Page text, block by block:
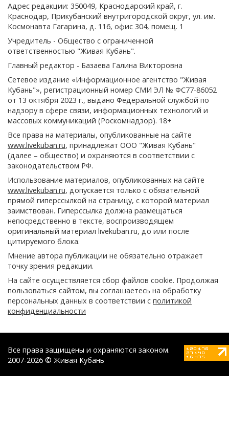
Адрес редакции: 350049, Краснодарский край, г.
Краснодар, Прикубанский внутригородской округ, ул. им.
Космонавта Гагарина, д. 116, офис 304, помещ. 1
Учредитель - Общество с ограниченной
ответственностью "Живая Кубань".
Главный редактор - Базаева Галина Викторовна
Сетевое издание «Информационное агентство "Живая
Кубань"», регистрационный номер СМИ ЭЛ № ФС77-86052
от 13 октября 2023 г., выдано Федеральной службой по
надзору в сфере связи, информационных технологий и
массовых коммуникаций (Роскомнадзор). 18+
Все права на материалы, опубликованные на сайте
www.livekuban.ru, принадлежат ООО "Живая Кубань"
(далее – общество) и охраняются в соответствии с
законодательством РФ.
Использование материалов, опубликованных на сайте
www.livekuban.ru, допускается только с обязательной
прямой гиперссылкой на страницу, с которой материал
заимствован. Гиперссылка должна размещаться
непосредственно в тексте, воспроизводящем
оригинальный материал livekuban.ru, до или после
цитируемого блока.
Мнение автора публикации не обязательно отражает
точку зрения редакции.
На сайте осуществляется сбор файлов cookie. Продолжая
пользоваться сайтом, вы соглашаетесь на обработку
персональных данных в соответствии с политикой
конфиденциальности
Все права защищены и охраняются законом.
2007-2026 © Живая Кубань